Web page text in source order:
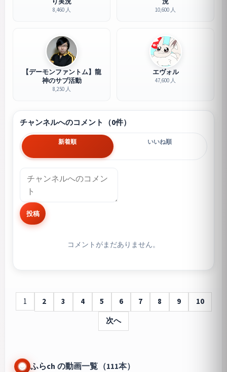
8,460 人 10,600 人
【デーモンファントム】龍
神のサブ活動
8,250 人
エヴォル
47,600 人
チャンネルへのコメント（0件）
新着順 いいね順
投稿
コメントがまだありません。
1 2 3 4 5 6 7 8 9
10
次へ
ふらch の動画一覧（111本）